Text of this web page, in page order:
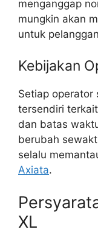
menganggap
mungkin akan
untuk
Kebijakan
Setiap operator
tersendiri
dan batas
berubah
selalu
Axiata.
XL